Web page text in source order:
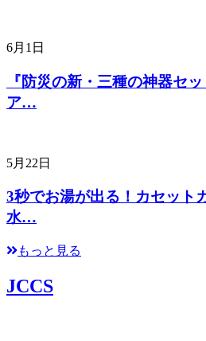
6月1日
『防災の新・三種の神器セ
ア…
5月22日
3秒でお湯が出る！カセット
水…
もっと見る
JCCS